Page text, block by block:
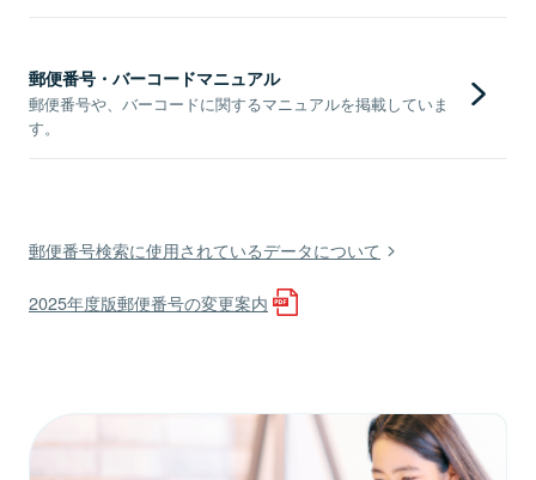
郵便番号・バーコードマニュアル
郵便番号や、バーコードに関するマニュアルを掲載していま
す。
郵便番号検索に使用されているデータについて
2025年度版郵便番号の変更案内